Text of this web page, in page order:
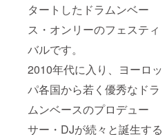
タートしたドラムンベー
ス・オンリーのフェスティ
バルです。
2010年代に入り、ヨーロッ
パ各国から若く優秀なドラ
ムンベースのプロデュー
サー・DJが続々と誕生する